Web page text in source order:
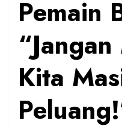
Pemain
Kita